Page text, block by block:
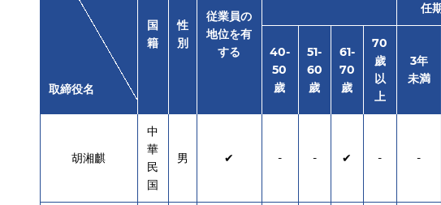
取締役名
国
籍
性
別
従業員の
地位を有
する
任
40-
50
歲
51-
60
歲
61-
70
歲
70
歲
以
上
3年
未満
胡湘麒
中
華
民
国
男 ✔ - - ✔ - -